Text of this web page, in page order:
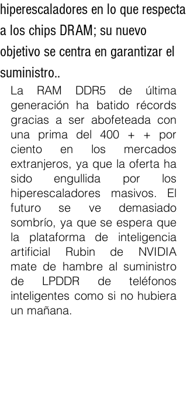
hiperescaladores en lo que respecta
a los chips DRAM; su nuevo
objetivo se centra en garantizar el
suministro..
La RAM DDR5 de última
generación ha batido récords
gracias a ser abofeteada con
una prima del 400 + + por
ciento en los mercados
extranjeros, ya que la oferta ha
sido engullida por los
hiperescaladores masivos. El
futuro se ve demasiado
sombrío, ya que se espera que
la plataforma de inteligencia
artificial Rubin de NVIDIA
mate de hambre al suministro
de LPDDR de teléfonos
inteligentes como si no hubiera
un mañana.